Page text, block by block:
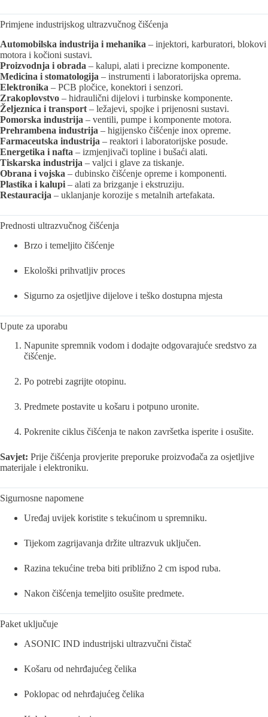
Primjene industrijskog ultrazvučnog čišćenja
Automobilska industrija i mehanika – injektori, karburatori, blokovi
motora i kočioni sustavi.
Proizvodnja i obrada – kalupi, alati i precizne komponente.
Medicina i stomatologija – instrumenti i laboratorijska oprema.
Elektronika – PCB pločice, konektori i senzori.
Zrakoplovstvo – hidraulični dijelovi i turbinske komponente.
Željeznica i transport – ležajevi, spojke i prijenosni sustavi.
Pomorska industrija – ventili, pumpe i komponente motora.
Prehrambena industrija – higijensko čišćenje inox opreme.
Farmaceutska industrija – reaktori i laboratorijske posude.
Energetika i nafta – izmjenjivači topline i bušaći alati.
Tiskarska industrija – valjci i glave za tiskanje.
Obrana i vojska – dubinsko čišćenje opreme i komponenti.
Plastika i kalupi – alati za brizganje i ekstruziju.
Restauracija – uklanjanje korozije s metalnih artefakata.
Prednosti ultrazvučnog čišćenja
Brzo i temeljito čišćenje
Ekološki prihvatljiv proces
Sigurno za osjetljive dijelove i teško dostupna mjesta
Upute za uporabu
Napunite spremnik vodom i dodajte odgovarajuće sredstvo za
čišćenje.
Po potrebi zagrijte otopinu.
Predmete postavite u košaru i potpuno uronite.
Pokrenite ciklus čišćenja te nakon završetka isperite i osušite.
Savjet: Prije čišćenja provjerite preporuke proizvođača za osjetljive
materijale i elektroniku.
Sigurnosne napomene
Uređaj uvijek koristite s tekućinom u spremniku.
Tijekom zagrijavanja držite ultrazvuk uključen.
Razina tekućine treba biti približno 2 cm ispod ruba.
Nakon čišćenja temeljito osušite predmete.
Paket uključuje
ASONIC IND industrijski ultrazvučni čistač
Košaru od nehrđajućeg čelika
Poklopac od nehrđajućeg čelika